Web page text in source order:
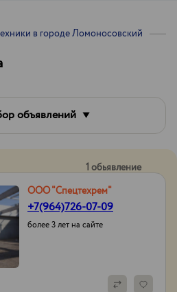
в городе Ломоносовский
объявлений
1 обьявление
ООО "Спецтехрем"
+7(964)726-07-09
более 3 лет на сайте